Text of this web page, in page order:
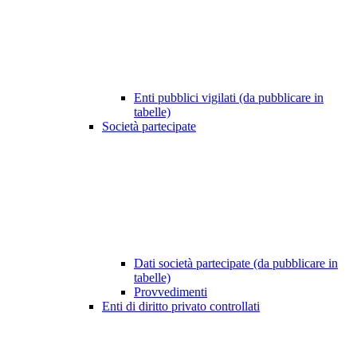
Enti pubblici vigilati (da pubblicare in
tabelle)
Società partecipate
Dati società partecipate (da pubblicare in
tabelle)
Provvedimenti
Enti di diritto privato controllati